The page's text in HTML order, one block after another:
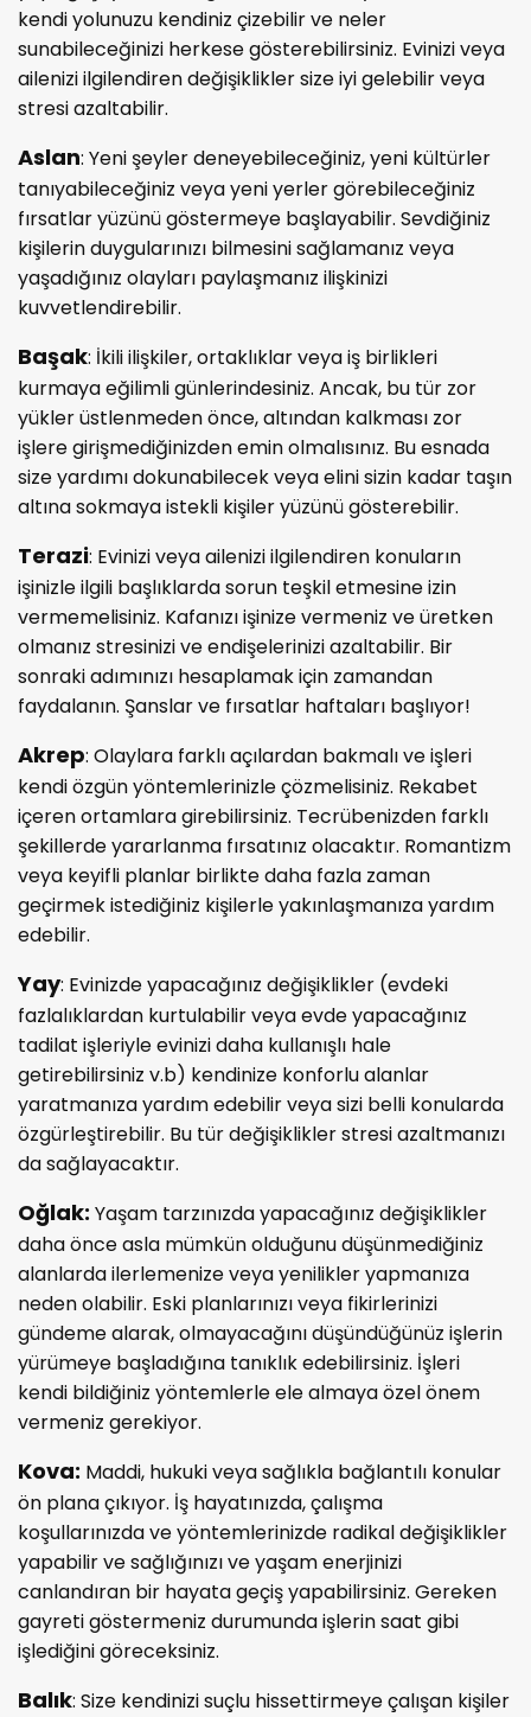
kendi yolunuzu kendiniz çizebilir ve neler
sunabileceğinizi herkese gösterebilirsiniz. Evinizi veya
ailenizi ilgilendiren değişiklikler size iyi gelebilir veya
stresi azaltabilir.
Aslan: Yeni şeyler deneyebileceğiniz, yeni kültürler
tanıyabileceğiniz veya yeni yerler görebileceğiniz
fırsatlar yüzünü göstermeye başlayabilir. Sevdiğiniz
kişilerin duygularınızı bilmesini sağlamanız veya
yaşadığınız olayları paylaşmanız ilişkinizi
kuvvetlendirebilir.
Başak: İkili ilişkiler, ortaklıklar veya iş birlikleri
kurmaya eğilimli günlerindesiniz. Ancak, bu tür zor
yükler üstlenmeden önce, altından kalkması zor
işlere girişmediğinizden emin olmalısınız. Bu esnada
size yardımı dokunabilecek veya elini sizin kadar taşın
altına sokmaya istekli kişiler yüzünü gösterebilir.
Terazi: Evinizi veya ailenizi ilgilendiren konuların
işinizle ilgili başlıklarda sorun teşkil etmesine izin
vermemelisiniz. Kafanızı işinize vermeniz ve üretken
olmanız stresinizi ve endişelerinizi azaltabilir. Bir
sonraki adımınızı hesaplamak için zamandan
faydalanın. Şanslar ve fırsatlar haftaları başlıyor!
Akrep: Olaylara farklı açılardan bakmalı ve işleri
kendi özgün yöntemlerinizle çözmelisiniz. Rekabet
içeren ortamlara girebilirsiniz. Tecrübenizden farklı
şekillerde yararlanma fırsatınız olacaktır. Romantizm
veya keyifli planlar birlikte daha fazla zaman
geçirmek istediğiniz kişilerle yakınlaşmanıza yardım
edebilir.
Yay: Evinizde yapacağınız değişiklikler (evdeki
fazlalıklardan kurtulabilir veya evde yapacağınız
tadilat işleriyle evinizi daha kullanışlı hale
getirebilirsiniz v.b) kendinize konforlu alanlar
yaratmanıza yardım edebilir veya sizi belli konularda
özgürleştirebilir. Bu tür değişiklikler stresi azaltmanızı
da sağlayacaktır.
Oğlak: Yaşam tarzınızda yapacağınız değişiklikler
daha önce asla mümkün olduğunu düşünmediğiniz
alanlarda ilerlemenize veya yenilikler yapmanıza
neden olabilir. Eski planlarınızı veya fikirlerinizi
gündeme alarak, olmayacağını düşündüğünüz işlerin
yürümeye başladığına tanıklık edebilirsiniz. İşleri
kendi bildiğiniz yöntemlerle ele almaya özel önem
vermeniz gerekiyor.
Kova: Maddi, hukuki veya sağlıkla bağlantılı konular
ön plana çıkıyor. İş hayatınızda, çalışma
koşullarınızda ve yöntemlerinizde radikal değişiklikler
yapabilir ve sağlığınızı ve yaşam enerjinizi
canlandıran bir hayata geçiş yapabilirsiniz. Gereken
gayreti göstermeniz durumunda işlerin saat gibi
işlediğini göreceksiniz.
Balık: Size kendinizi suçlu hissettirmeye çalışan kişiler